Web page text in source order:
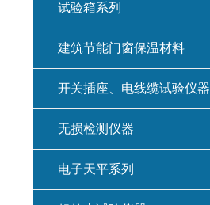
试验箱系列
建筑节能门窗保温材料
开关插座、电线缆试验仪器
无损检测仪器
电子天平系列